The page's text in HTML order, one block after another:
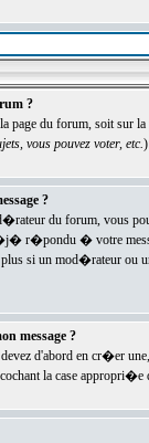
?
du forum, soit sur
vous pouvez voter, etc.)
?
du forum, vous
r�pondu � votre
si un mod�rateur ou
message ?
d'abord en cr�er
la case